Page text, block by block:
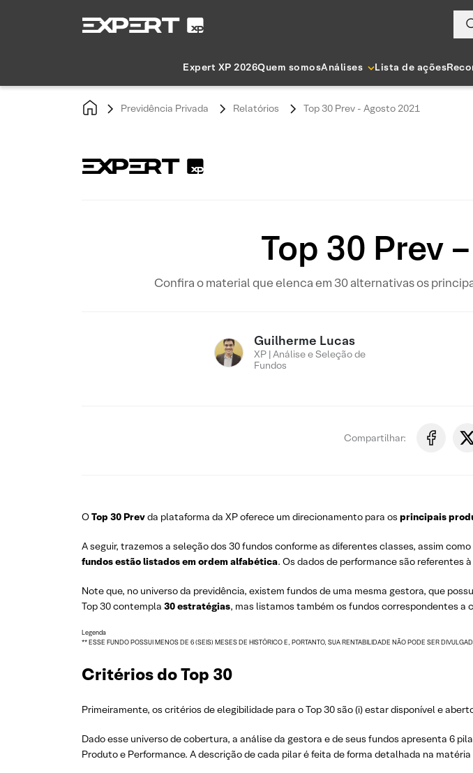
Expert XP 2026Quem somosAnálises Lista de ações
Previdência Privada Relatórios Top 30 Prev - Agosto 2021
Top 30 Prev
Confira o material que elenca em 30 alternativas os
Guilherme Lucas
XP | Análise e Seleção de
Fundos
Compartilhar:
OTop 30 Prevda plataforma da XP oferece um direcionamento para os principais
A seguir, trazemos a seleção dos 30 fundos conforme as diferentes classes, assim
fundos estão listados em ordem alfabética. Os dados de performance são referentes
Note que, no universo da previdência, existem fundos de uma mesma gestora, que
Top 30 contempla 30 estratégias, mas listamos também os fundos correspondentes a
Legenda
** ESSE FUNDO POSSUI MENOS DE 6 (SEIS) MESES DE HISTÓRICO E, PORTANTO, SUA RENTABILIDADE NÃO PODE SER
Critérios do Top 30
Primeiramente, os critérios de elegibilidade para o Top 30 são (i) estar disponível e
Dado esse universo de cobertura, a análise da gestora e de seus fundos apresenta 6
Produto e Performance. A descrição de cada pilar é feita de forma detalhada na matéria